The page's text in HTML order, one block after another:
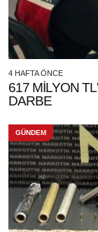
4 HAFTA ÖNCE
617 MİLYON
DARBE
GÜNDEM